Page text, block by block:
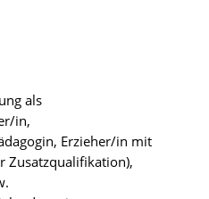
als
in,
Erzieher/in mit
Zusatzqualifikation),